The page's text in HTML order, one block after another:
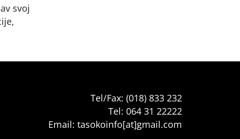
svoj
Tel/Fax: (018) 833 232
Tel: 064 31 22222
Email: tasokoinfo[at]gmail.com